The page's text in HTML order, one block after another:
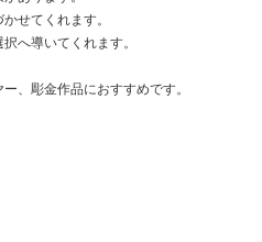
せてくれます。
へ導いてくれます。
、彫金作品におすすめです。